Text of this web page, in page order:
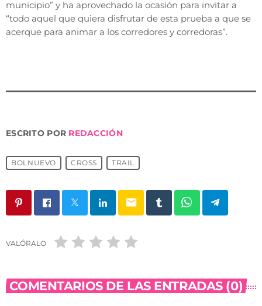
municipio” y ha aprovechado la ocasión para invitar a
“todo aquel que quiera disfrutar de esta prueba a que se
acerque para animar a los corredores y corredoras”.
ESCRITO POR REDACCIÓN
BOLNUEVO CROSS TRAIL
email
VALÓRALO
COMENTARIOS DE LAS ENTRADAS (0)